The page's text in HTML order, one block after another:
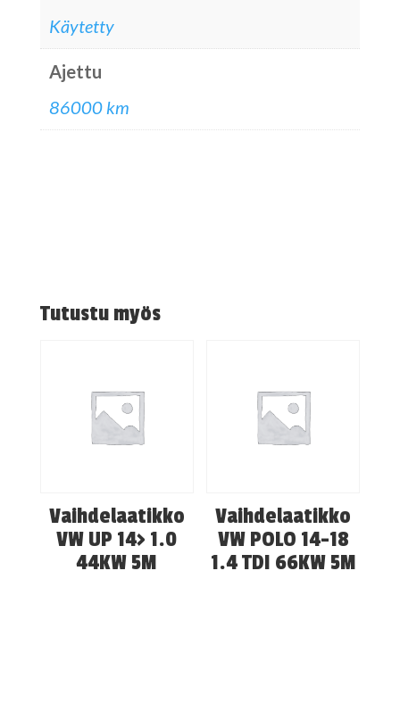
Käytetty
Ajettu
86000 km
Tutustu myös
Vaihdelaatikko
VW UP 14> 1.0
44KW 5M
Vaihdelaatikko
VW POLO 14-18
1.4 TDI 66KW 5M